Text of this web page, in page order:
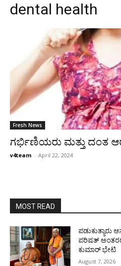
dental health
Fresh News
ಗರ್ಭಿಣಿಯರು ಮತ್ತು ದಂತ
v4team - April 22, 2024
MOST READ
ಪಡುಕುತ್ಯಾರು
ಪರಿಷತ್
ಕುಮಾರ್ ಭೇಟಿ
August 7, 2026